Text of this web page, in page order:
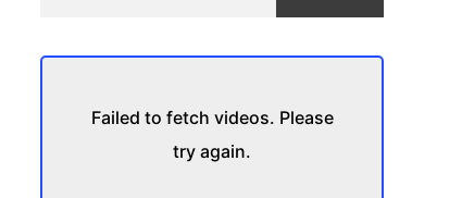
Failed to fetch videos. Please
try again.